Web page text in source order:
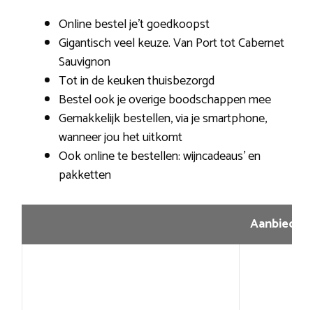
Online bestel je’t goedkoopst
Gigantisch veel keuze. Van Port tot Cabernet
Sauvignon
Tot in de keuken thuisbezorgd
Bestel ook je overige boodschappen mee
Gemakkelijk bestellen, via je smartphone,
wanneer jou het uitkomt
Ook online te bestellen: wijncadeaus’ en
pakketten